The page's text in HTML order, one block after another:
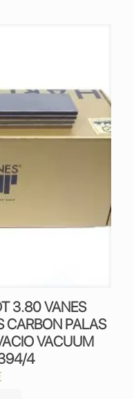
3.80 VANES
CARBON PALAS
VACUUM
4